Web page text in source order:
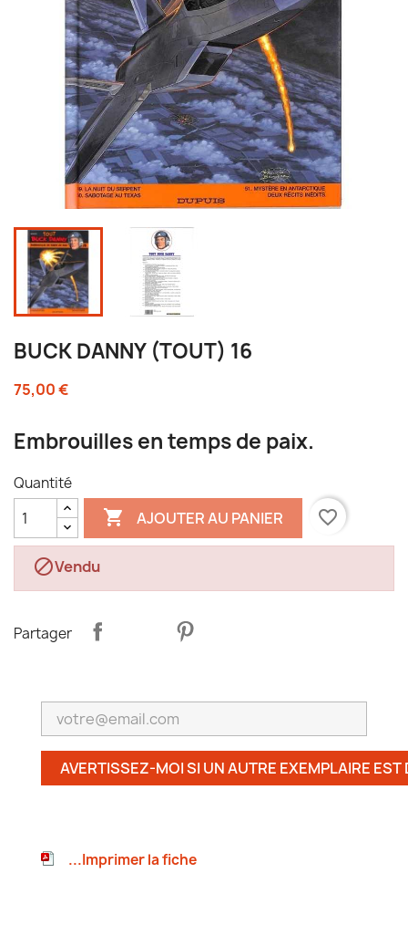
BUCK DANNY (TOUT) 16
75,00 €
Embrouilles en temps de paix.
Quantité
 AJOUTER AU PANIER favorite_border
Vendu
Partager
AVERTISSEZ-MOI SI UN AUTRE EXEMPLAIRE EST
...Imprimer la fiche